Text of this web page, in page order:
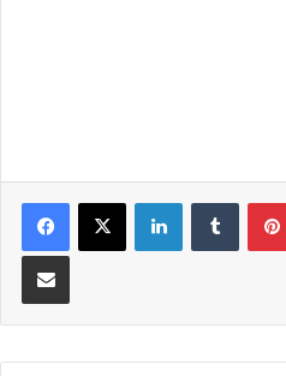
LinkedIn
Partilhar Via Email